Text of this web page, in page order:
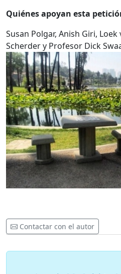
Quiénes apoyan esta
Susan Polgar, Anish Giri,
Scherder y Profesor Dick
Contactar con el autor